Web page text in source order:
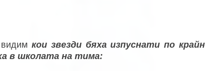
кои звезди бяха изпуснати по
в школата на тима: